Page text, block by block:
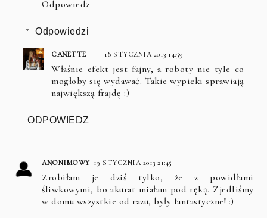
Odpowiedz
Odpowiedzi
CANETTE 18 STYCZNIA 2013 14:59
Właśnie efekt jest fajny, a roboty nie tyle co
mogłoby się wydawać. Takie wypieki sprawiają
największą frajdę :)
ODPOWIEDZ
ANONIMOWY 19 STYCZNIA 2013 21:45
Zrobiłam je dziś tylko, że z powidłami
śliwkowymi, bo akurat miałam pod ręką. Zjedliśmy
w domu wszystkie od razu, były fantastyczne! :)